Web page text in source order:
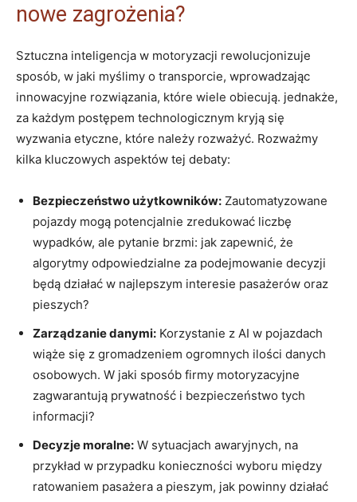
nowe zagrożenia?
Sztuczna inteligencja w motoryzacji rewolucjonizuje
sposób, w jaki myślimy o transporcie, wprowadzając
innowacyjne rozwiązania, które wiele obiecują. jednakże,
za każdym postępem technologicznym kryją się
wyzwania etyczne, które należy rozważyć. Rozważmy
kilka kluczowych aspektów tej debaty:
Bezpieczeństwo użytkowników: Zautomatyzowane
pojazdy mogą potencjalnie zredukować liczbę
wypadków, ale pytanie brzmi: jak zapewnić, że
algorytmy odpowiedzialne za podejmowanie decyzji
będą działać w najlepszym interesie pasażerów oraz
pieszych?
Zarządzanie danymi: Korzystanie z AI w pojazdach
wiąże się z gromadzeniem ogromnych ilości danych
osobowych. W jaki sposób firmy motoryzacyjne
zagwarantują prywatność i bezpieczeństwo tych
informacji?
Decyzje moralne: W sytuacjach awaryjnych, na
przykład w przypadku konieczności wyboru między
ratowaniem pasażera a pieszym, jak powinny działać